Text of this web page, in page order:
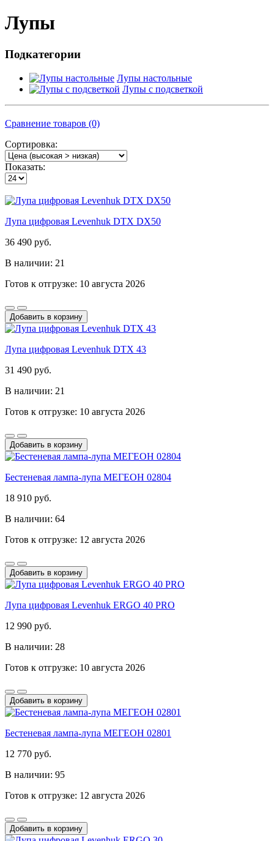
Лупы
Подкатегории
Лупы настольные
Лупы с подсветкой
Сравнение товаров (0)
Сортировка:
Показать:
Лупа цифровая Levenhuk DTX DX50
36 490 руб.
В наличии: 21
Готов к отгрузке: 10 августа 2026
Добавить в корзину
Лупа цифровая Levenhuk DTX 43
31 490 руб.
В наличии: 21
Готов к отгрузке: 10 августа 2026
Добавить в корзину
Бестеневая лампа-лупа МЕГЕОН 02804
18 910 руб.
В наличии: 64
Готов к отгрузке: 12 августа 2026
Добавить в корзину
Лупа цифровая Levenhuk ERGO 40 PRO
12 990 руб.
В наличии: 28
Готов к отгрузке: 10 августа 2026
Добавить в корзину
Бестеневая лампа-лупа МЕГЕОН 02801
12 770 руб.
В наличии: 95
Готов к отгрузке: 12 августа 2026
Добавить в корзину